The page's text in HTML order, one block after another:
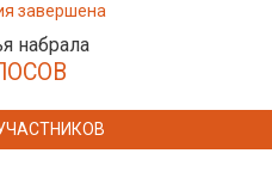
завершена
набрала